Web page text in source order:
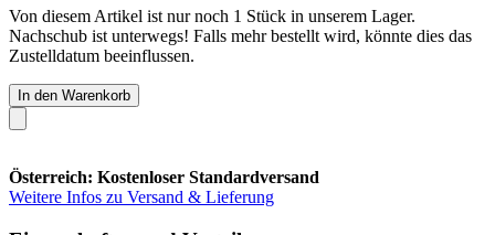
Von diesem Artikel ist nur noch 1 Stück in unserem Lager.
Nachschub ist unterwegs! Falls mehr bestellt wird, könnte dies das
Zustelldatum beeinflussen.
In den Warenkorb
Österreich: Kostenloser Standardversand
Weitere Infos zu Versand & Lieferung